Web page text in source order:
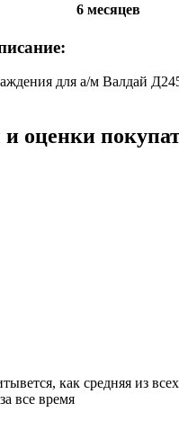
6 месяцев
для а/м Валдай
оценки
как средняя из
все время